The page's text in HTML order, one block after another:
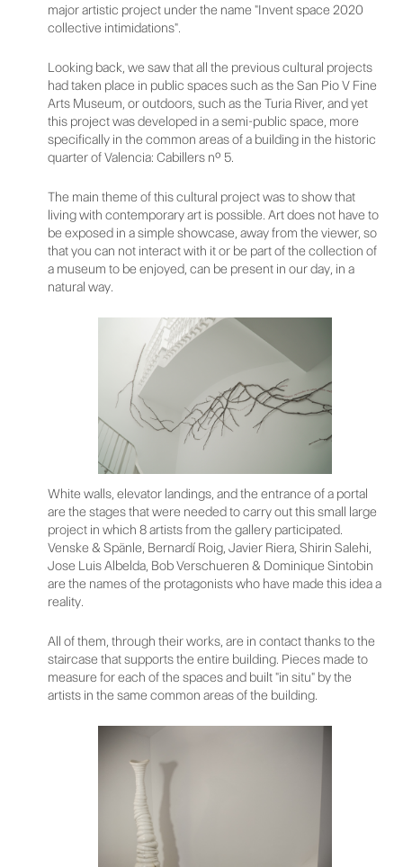
major artistic project under the name "Invent space 2020
collective intimidations".
Looking back, we saw that all the previous cultural projects
had taken place in public spaces such as the San Pio V Fine
Arts Museum, or outdoors, such as the Turia River, and yet
this project was developed in a semi-public space, more
specifically in the common areas of a building in the historic
quarter of Valencia: Cabillers nº 5.
The main theme of this cultural project was to show that
living with contemporary art is possible. Art does not have to
be exposed in a simple showcase, away from the viewer, so
that you can not interact with it or be part of the collection of
a museum to be enjoyed, can be present in our day, in a
natural way.
White walls, elevator landings, and the entrance of a portal
are the stages that were needed to carry out this small large
project in which 8 artists from the gallery participated.
Venske & Spänle, Bernardí Roig, Javier Riera, Shirin Salehi,
Jose Luis Albelda, Bob Verschueren & Dominique Sintobin
are the names of the protagonists who have made this idea a
reality.
All of them, through their works, are in contact thanks to the
staircase that supports the entire building. Pieces made to
measure for each of the spaces and built "in situ" by the
artists in the same common areas of the building.